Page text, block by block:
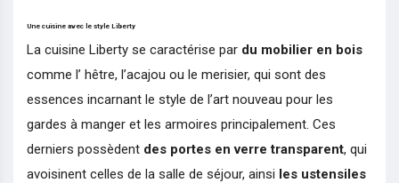
Une cuisine avec le style Liberty
La cuisine Liberty se caractérise par du mobilier en bois
comme l’ hêtre, l’acajou ou le merisier, qui sont des
essences incarnant le style de l’art nouveau pour les
gardes à manger et les armoires principalement. Ces
derniers possèdent des portes en verre transparent, qui
avoisinent celles de la salle de séjour, ainsi les ustensiles